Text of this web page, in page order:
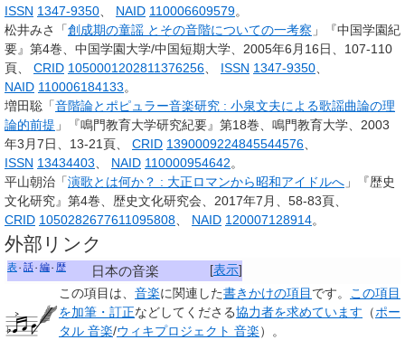
ISSN 1347-9350 NAID 110006609579。
松井みさ「創成期の童謡 とその音階についての一考察 」『中国学園紀
要』第4巻、中国学園大学/中国短期大学、2005年6月16日、107-110
頁、 CRID 1050001202811376256 ISSN 1347-9350
NAID 110006184133。
増田聡「音階論とポピュラー音楽研究 : 小泉文夫による歌謡曲論の理
論的前提 」『鳴門教育大学研究紀要』第18巻、鳴門教育大学、2003
年3月7日、13-21頁、 CRID 1390009224845544576
ISSN 13434403 NAID 110000954642。
平山朝治「演歌とは何か？ : 大正ロマンから昭和アイドルへ 」『歴史
文化研究』第4巻、歴史文化研究会、2017年7月、58-83頁、
CRID 1050282677611095808 NAID 120007128914。
外部リンク
[表示]
表 話 編 歴 日本の音楽
この項目は、 音楽に関連した書きかけの項目 です。
この項目
を加筆・訂正などしてくださる協力者を求めています （ポー
タル 音楽/ウィキプロジェクト 音楽）。